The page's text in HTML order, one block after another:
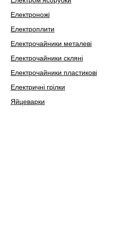
Електроножі
Електроплити
Електрочайники металеві
Електрочайники скляні
Електрочайники пластикові
Електричні грілки
Яйцеварки